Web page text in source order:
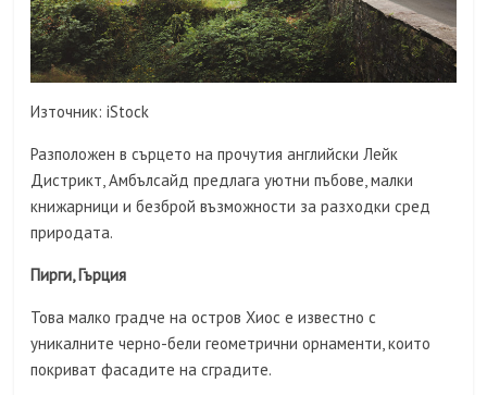
Източник: iStock
Разположен в сърцето на прочутия английски Лейк
Дистрикт, Амбълсайд предлага уютни пъбове, малки
книжарници и безброй възможности за разходки сред
природата.
Пирги, Гърция
Това малко градче на остров Хиос е известно с
уникалните черно-бели геометрични орнаменти, които
покриват фасадите на сградите.